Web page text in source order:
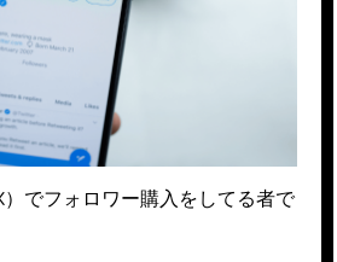
でフォロワー購入をしてる者で